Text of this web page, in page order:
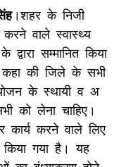
।शहर के निजी
करने वाले स्वास्थ्य
सम्मानित किया
की जिले के सभी
के स्थायी व अ
को लेना चाहिए।
कार्य करने वाले लिए
किया गया है। यह